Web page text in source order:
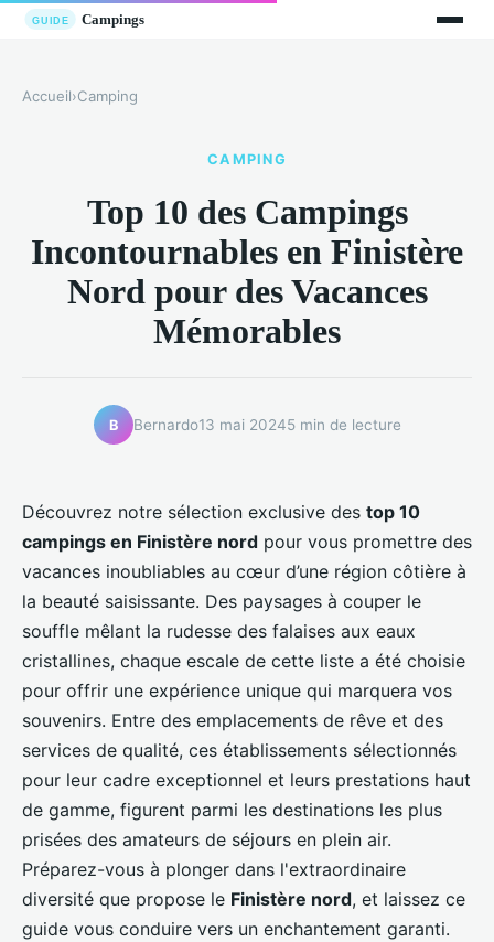
Accueil›Camping
CAMPING
Top 10 des Campings
Incontournables en Finistère
Nord pour des Vacances
Mémorables
B Bernardo13 mai 20245 min de lecture
Découvrez notre sélection exclusive des top 10
campings en Finistère nord pour vous promettre des
vacances inoubliables au cœur d’une région côtière à
la beauté saisissante. Des paysages à couper le
souffle mêlant la rudesse des falaises aux eaux
cristallines, chaque escale de cette liste a été choisie
pour offrir une expérience unique qui marquera vos
souvenirs. Entre des emplacements de rêve et des
services de qualité, ces établissements sélectionnés
pour leur cadre exceptionnel et leurs prestations haut
de gamme, figurent parmi les destinations les plus
prisées des amateurs de séjours en plein air.
Préparez-vous à plonger dans l'extraordinaire
diversité que propose le Finistère nord, et laissez ce
guide vous conduire vers un enchantement garanti.